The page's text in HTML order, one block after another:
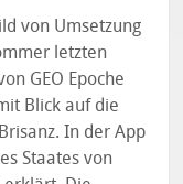
von Umsetzung
letzten
GEO Epoche
Blick auf die
In der App
Staates von